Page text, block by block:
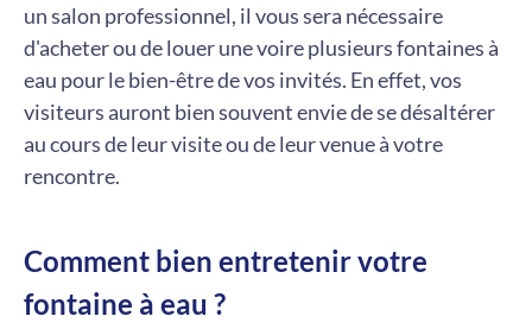
un salon professionnel, il vous sera nécessaire
d'acheter ou de louer une voire plusieurs fontaines à
eau pour le bien-être de vos invités. En effet, vos
visiteurs auront bien souvent envie de se désaltérer
au cours de leur visite ou de leur venue à votre
rencontre.
Comment bien entretenir votre
fontaine à eau ?